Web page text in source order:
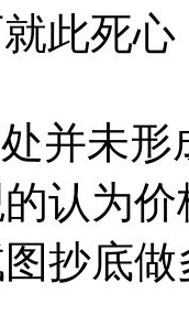
此死
未形
认为
抄底做